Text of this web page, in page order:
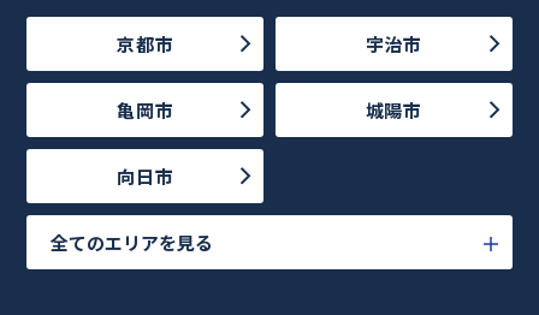
京都市 宇治市
亀岡市 城陽市
向日市
全てのエリアを見る